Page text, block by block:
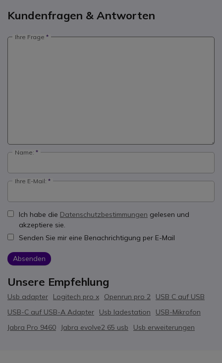
Kundenfragen & Antworten
Ihre Frage
Name:
Ihre E-Mail:
Ich habe die Datenschutzbestimmungen gelesen und
akzeptiere sie.
Senden Sie mir eine Benachrichtigung per E-Mail
Absenden
Unsere Empfehlung
Usb adapter Logitech pro x Openrun pro 2
USB C auf USB
USB-C auf USB-A Adapter
Usb ladestation
USB-Mikrofon
Jabra Pro 9460
Jabra evolve2 65 usb Usb erweiterungen